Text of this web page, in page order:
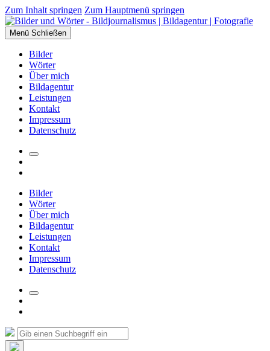
Zum Inhalt springen Zum Hauptmenü springen
Menü Schließen
Bilder
Wörter
Über mich
Bildagentur
Leistungen
Kontakt
Impressum
Datenschutz
Suchfeld
Bilder
Wörter
Über mich
Bildagentur
Leistungen
Kontakt
Impressum
Datenschutz
Suchfeld
Suche
nach:
Suchen